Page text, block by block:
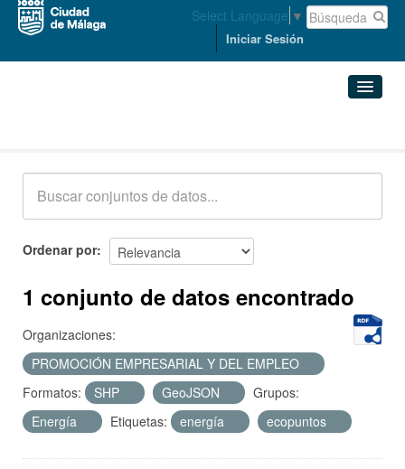
Select Language ▼
Iniciar Sesión
Acerca de
Ordenar por
1 conjunto de datos encontrado
Organizaciones:
PROMOCIÓN EMPRESARIAL Y DEL EMPLEO
Formatos:
SHP GeoJSON
Grupos:
Energía
Etiquetas: energía ecopuntos